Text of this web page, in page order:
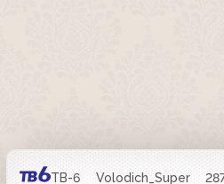
ТВ-6 Volodich_Super